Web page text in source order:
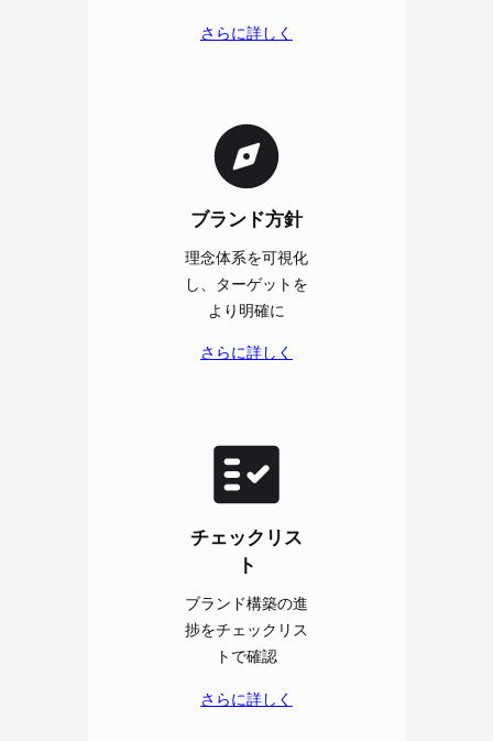
さらに詳しく
ブランド方針
理念体系を可視化
し、ターゲットを
より明確に
さらに詳しく
チェックリス
ト
ブランド構築の進
捗をチェックリス
トで確認
さらに詳しく